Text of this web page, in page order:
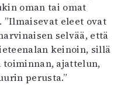
oman tai omat
eleet ovat
selvää, että
keinoin, sillä
toiminnan, ajattelun,
perusta.”